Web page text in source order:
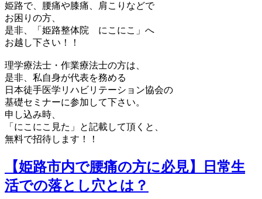
姫路で、腰痛や膝痛、肩こりなどで
お困りの方、
是非、「姫路整体院 にこにこ」へ
お越し下さい！！
理学療法士・作業療法士の方は、
是非、私自身が代表を務める
日本徒手医学リハビリテーション協会の
基礎セミナーに参加して下さい。
申し込み時、
「にこにこ見た」と記載して頂くと、
無料で招待します！！
【姫路市内で腰痛の方に必見】日常生
活での落とし穴とは？